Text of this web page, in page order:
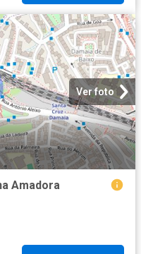
Ver foto
Amadora